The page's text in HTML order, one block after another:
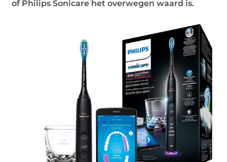
of Philips Sonicare het overwegen waard is.